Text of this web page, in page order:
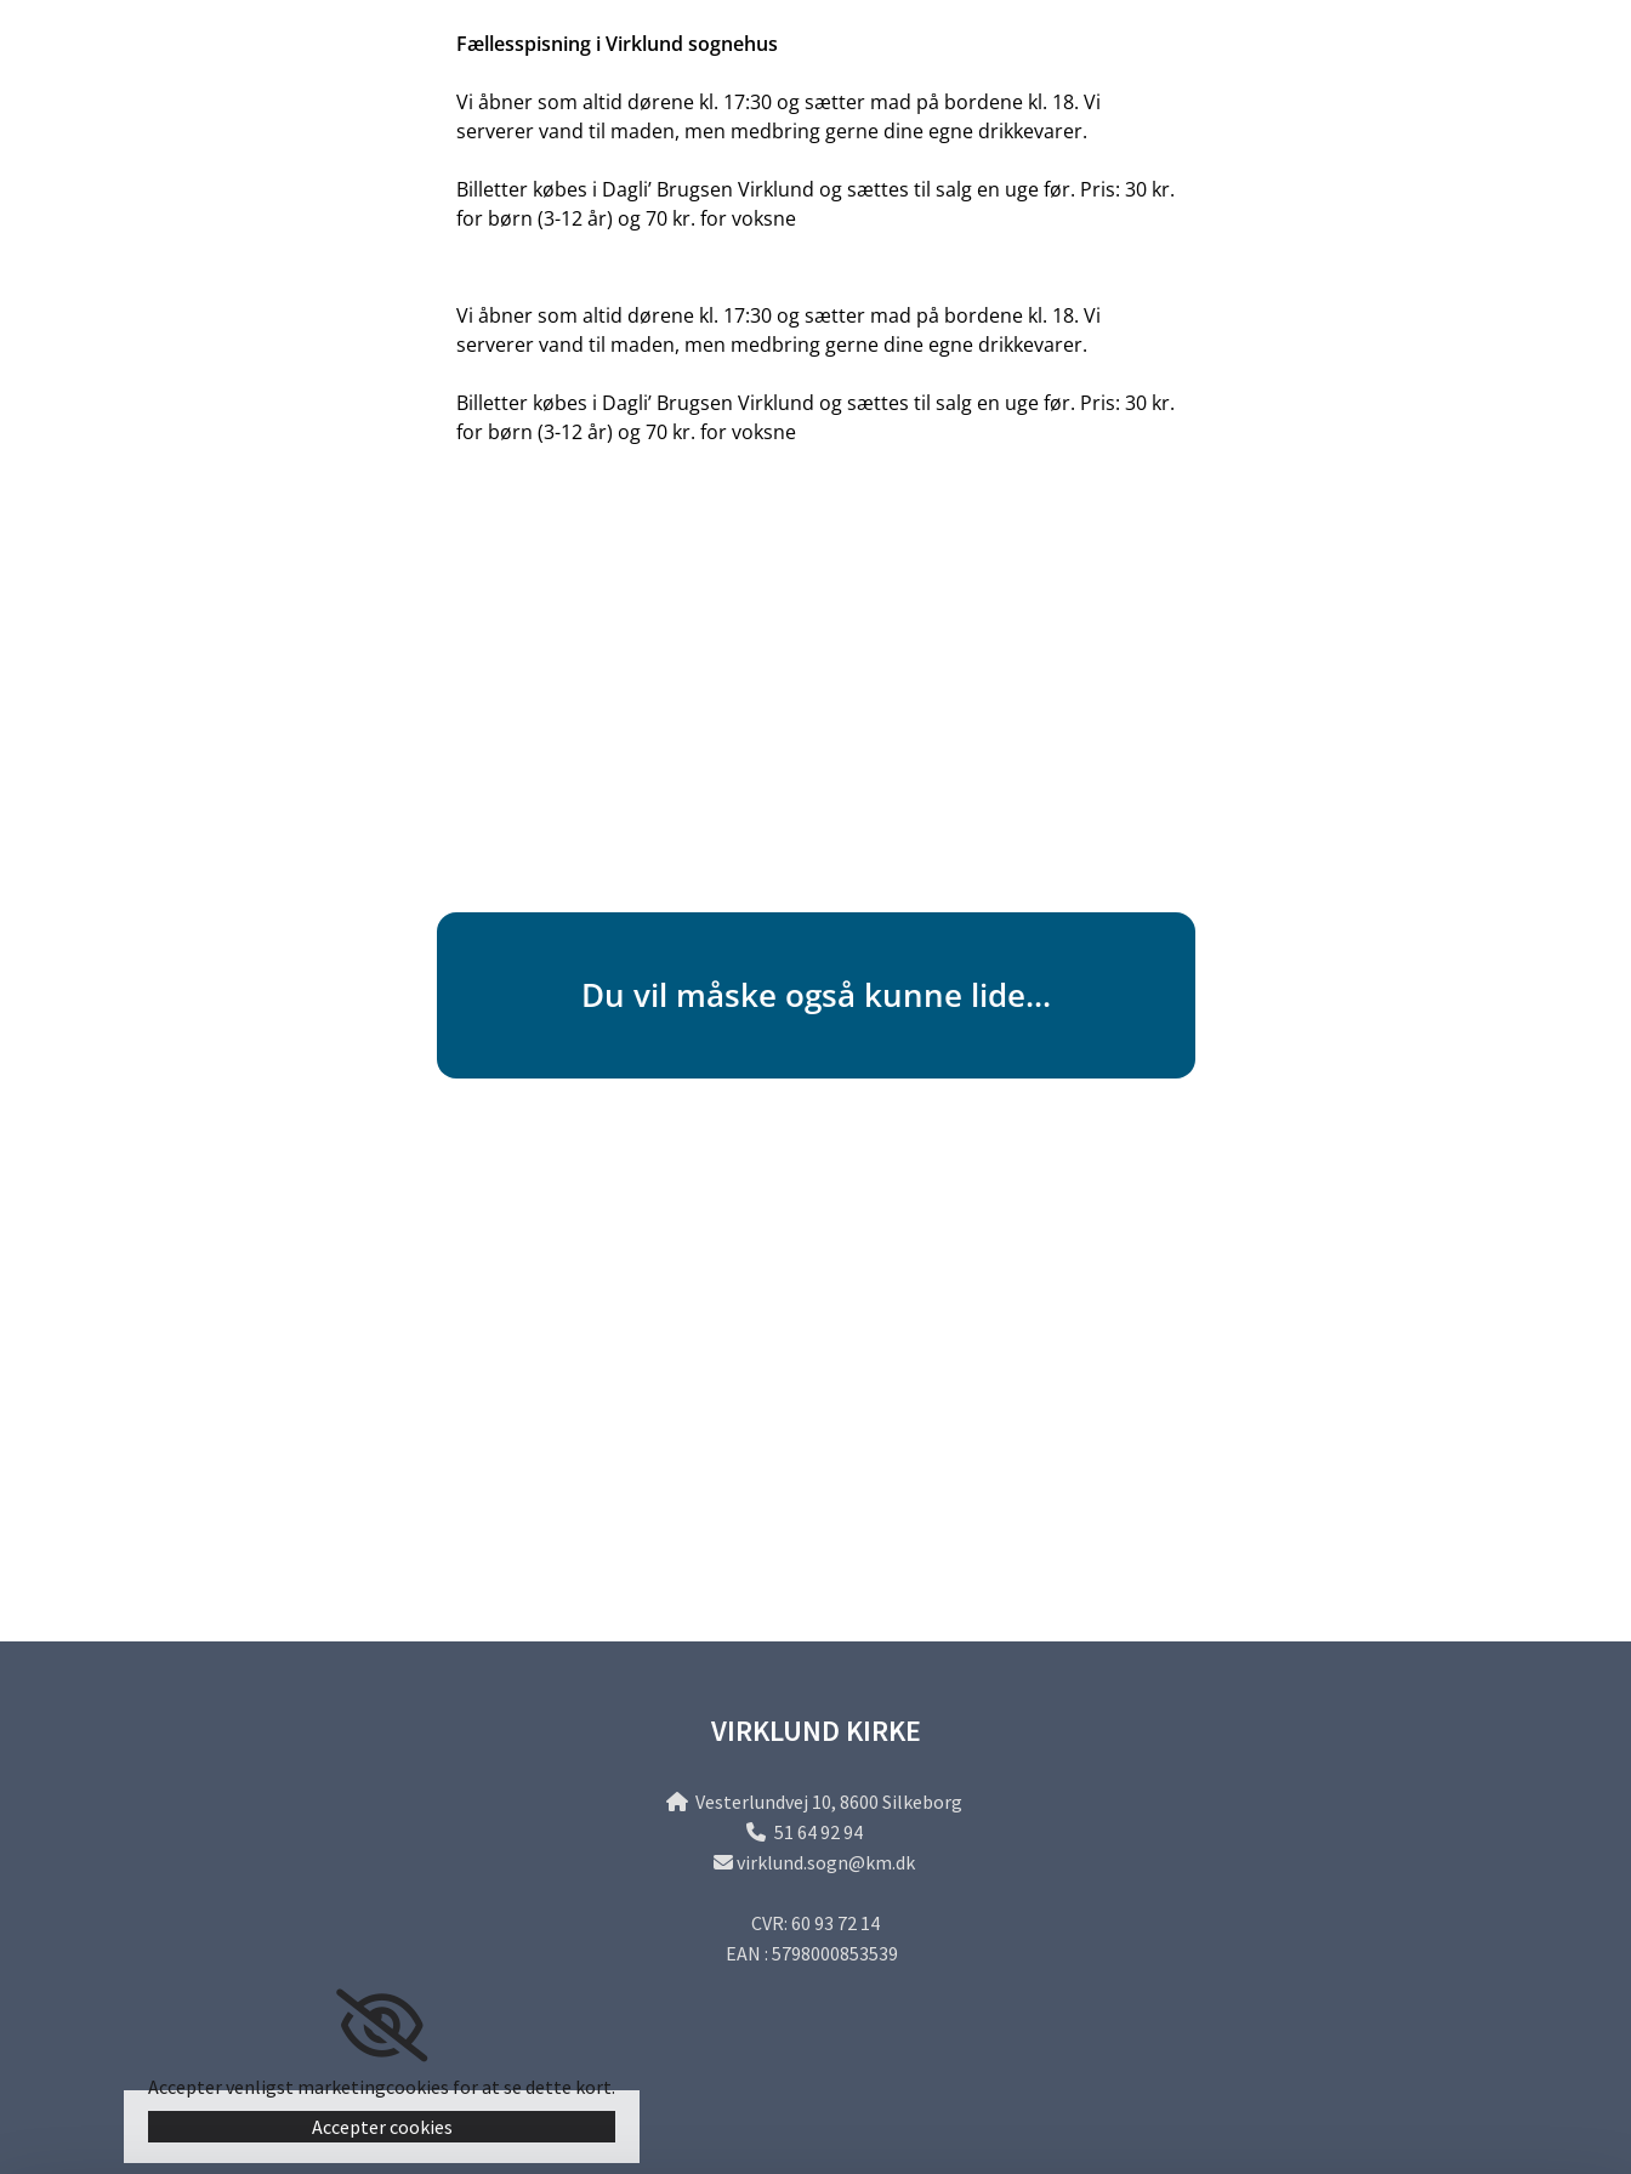
Fællesspisning i Virklund sognehus
Vi åbner som altid dørene kl. 17:30 og sætter mad på bordene kl. 18. Vi
serverer vand til maden, men medbring gerne dine egne drikkevarer.
Billetter købes i Dagli’ Brugsen Virklund og sættes til salg en uge før. Pris: 30 kr.
for børn (3-12 år) og 70 kr. for voksne
Vi åbner som altid dørene kl. 17:30 og sætter mad på bordene kl. 18. Vi
serverer vand til maden, men medbring gerne dine egne drikkevarer.
Billetter købes i Dagli’ Brugsen Virklund og sættes til salg en uge før. Pris: 30 kr.
for børn (3-12 år) og 70 kr. for voksne
Du vil måske også kunne lide...
VIRKLUND KIRKE
Vesterlundvej 10, 8600 Silkeborg
 51 64 92 94
virklund.sogn@km.dk
CVR: 60 93 72 14
EAN : 5798000853539
Accepter venligst marketingcookies for at se dette kort.
Accepter cookies